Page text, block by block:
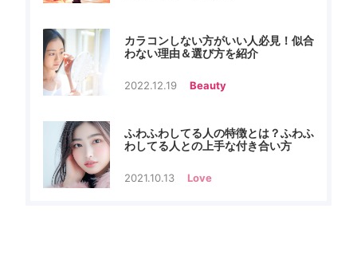
カラコンしない方がいい人必見！似合
わない理由＆選び方を紹介
2022.12.19 Beauty
ふわふわしてる人の特徴とは？ふわふ
わしてる人との上手な付き合い方
2021.10.13 Love